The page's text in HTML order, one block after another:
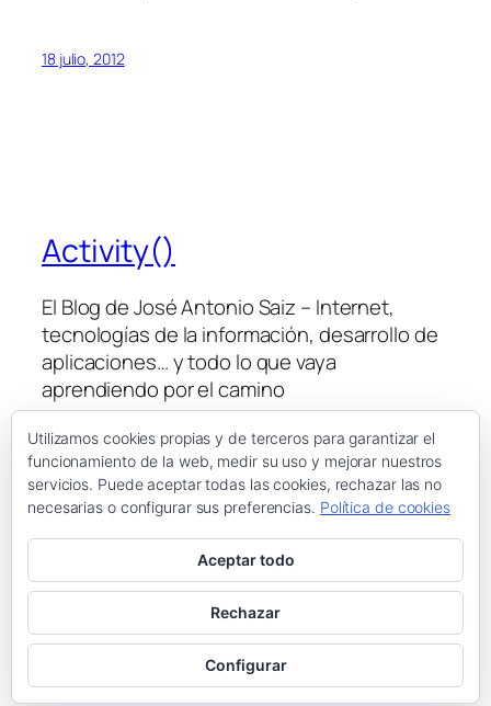
18 julio, 2012
Activity()
El Blog de José Antonio Saiz – Internet,
tecnologías de la información, desarrollo de
aplicaciones… y todo lo que vaya
aprendiendo por el camino
Blog
Acerca de
Eventos
Tienda
Patrones
Twenty Twenty-Five Diseñado conWordPress
Utilizamos cookies propias y de terceros para garantizar el
funcionamiento de la web, medir su uso y mejorar nuestros
servicios. Puede aceptar todas las cookies, rechazar las no
necesarias o configurar sus preferencias. Política de cookies
Aceptar todo
Rechazar
Configurar